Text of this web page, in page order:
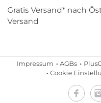
Gratis Versand* nach
Versand
Impressum AGBs
Cookie